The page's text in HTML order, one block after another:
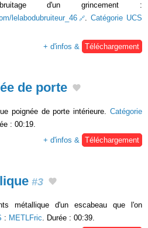
d'un grincement :
lelabodubruiteur_46
. Catégorie UCS
+ d'infos & Téléchargement
de porte
poignée de porte intérieure. Catégorie
: 00:19.
+ d'infos &
Téléchargement
#3
métallique d'un escabeau que l'on
: METLFric . Durée : 00:39.